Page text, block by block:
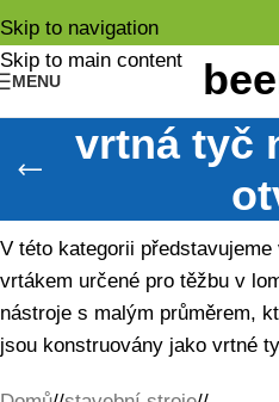
Skip to navigation
Skip to main content
MENU
vrtná tyč
V této kategorii
vrtákem určené pro těžbu v
nástroje s malým průměrem,
jsou konstruovány jako vrtné